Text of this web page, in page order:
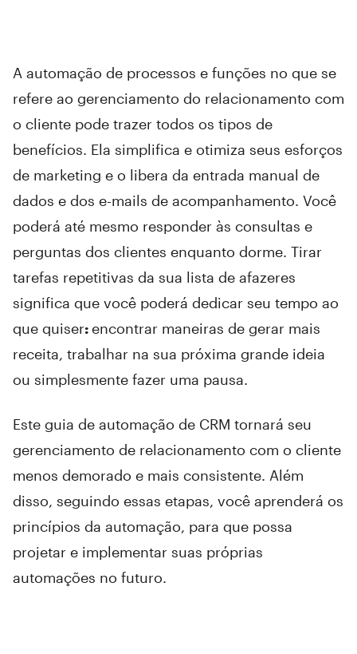
A automação de processos e funções no que se
refere ao gerenciamento do relacionamento com
o cliente pode trazer todos os tipos de
benefícios. Ela simplifica e otimiza seus esforços
de marketing e o libera da entrada manual de
dados e dos e-mails de acompanhamento. Você
poderá até mesmo responder às consultas e
perguntas dos clientes enquanto dorme. Tirar
tarefas repetitivas da sua lista de afazeres
significa que você poderá dedicar seu tempo ao
que quiser:encontrar maneiras de gerar mais
receita, trabalhar na sua próxima grande ideia
ou simplesmente fazer uma pausa.
Este guia de automação de CRM tornará seu
gerenciamento de relacionamento com o cliente
menos demorado e mais consistente. Além
disso, seguindo essas etapas, você aprenderá os
princípios da automação, para que possa
projetar e implementar suas próprias
automações no futuro.